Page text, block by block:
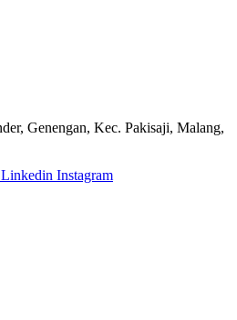
Genengan, Kec. Pakisaji, Malang,
Linkedin Instagram